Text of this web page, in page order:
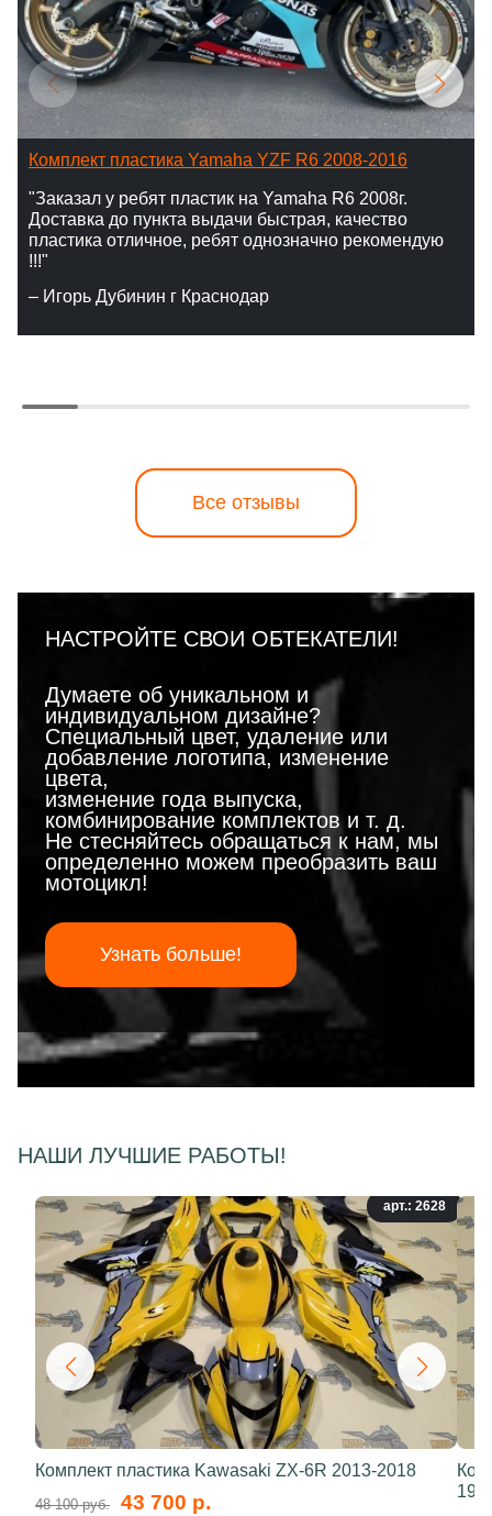
Комплект пластика Yamaha YZF R6 2008-2016
"Заказал у ребят пластик на Yamaha R6 2008г.
Доставка до пункта выдачи быстрая, качество
пластика отличное, ребят однозначно рекомендую
!!!"
– Игорь Дубинин г Краснодар
Все отзывы
НАСТРОЙТЕ СВОИ ОБТЕКАТЕЛИ!
Думаете об уникальном и
индивидуальном дизайне?
Специальный цвет, удаление или
добавление логотипа, изменение
цвета,
изменение года выпуска,
комбинирование комплектов и т. д.
Не стесняйтесь обращаться к нам, мы
определенно можем преобразить ваш
мотоцикл!
Узнать больше!
НАШИ ЛУЧШИЕ РАБОТЫ!
арт.: 2628
Комплект пластика Kawasaki ZX-6R 2013-2018
48 100 руб. 43 700 р.